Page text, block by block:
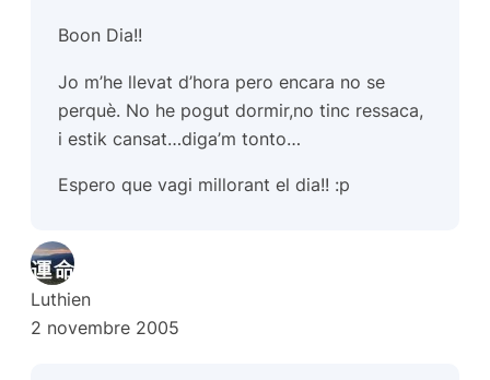
Boon Dia!!
Jo m’he llevat d’hora pero encara no se
perquè. No he pogut dormir,no tinc ressaca,
i estik cansat…diga’m tonto…
Espero que vagi millorant el dia!! :p
Luthien
2 novembre 2005